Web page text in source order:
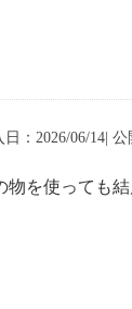
ら
ン
：2026/06/14| 公
を使っても